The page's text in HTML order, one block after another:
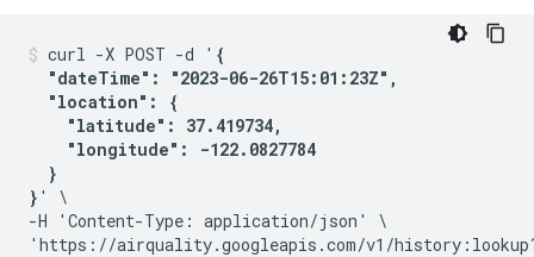
curl -X POST -d ' {
  "dateTime": "2023-06-26T15:01:23Z",
  "location": {
    "latitude": 37.419734,
    "longitude": -122.0827784
  }
} ' \
-H 'Content-Type: application/json' \
'https://airquality.googleapis.com/v1/